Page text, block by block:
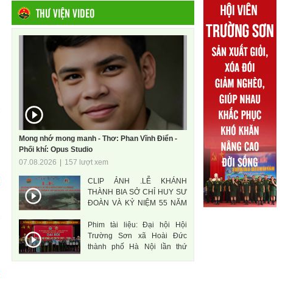
THƯ VIỆN VIDEO
Mong nhớ mong manh - Thơ: Phan Vĩnh Điển -
Phối khí: Opus Studio
07.08.2026
157 lượt xem
CLIP ẢNH .LỄ KHÁNH
THÀNH BIA SỞ CHỈ HUY SƯ
ĐOÀN VÀ KỶ NIỆM 55 NĂM
ANH HÙNG
Phim tài liệu: Đại hội Hội
Trường Sơn xã Hoài Đức
thành phố Hà Nội lần thứ